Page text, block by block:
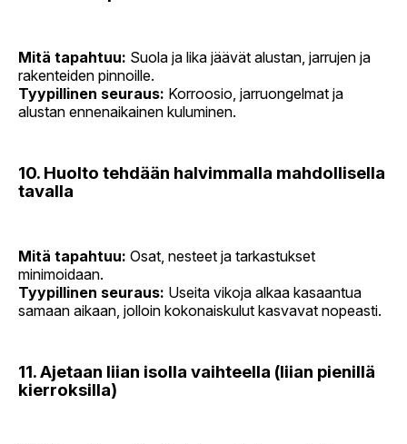
Mitä tapahtuu: Suola ja lika jäävät alustan, jarrujen ja
rakenteiden pinnoille.
Tyypillinen seuraus: Korroosio, jarruongelmat ja
alustan ennenaikainen kuluminen.
10. Huolto tehdään halvimmalla mahdollisella
tavalla
Mitä tapahtuu: Osat, nesteet ja tarkastukset
minimoidaan.
Tyypillinen seuraus: Useita vikoja alkaa kasaantua
samaan aikaan, jolloin kokonaiskulut kasvavat nopeasti.
11. Ajetaan liian isolla vaihteella (liian pienillä
kierroksilla)